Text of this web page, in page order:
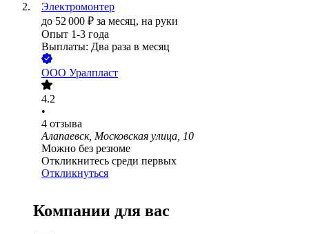
Электромонтер
до 52 000 ₽ за месяц, на руки
Опыт 1-3 года
Выплаты: Два раза в месяц
ООО Уралпласт
4.2
•
4 отзыва
Алапаевск, Московская улица, 10
Можно без резюме
Откликнитесь среди первых
Откликнуться
Компании для вас